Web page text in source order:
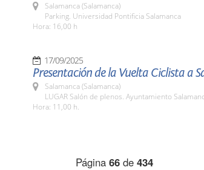
Salamanca (Salamanca)
Parking. Universidad Pontificia Salamanca
Hora: 16,00 h
17/09/2025
Presentación de la Vuelta Ciclista a
Salamanca (Salamanca)
LUGAR Salón de plenos. Ayuntamiento
Hora: 11,00 h.
Página 66 de 434